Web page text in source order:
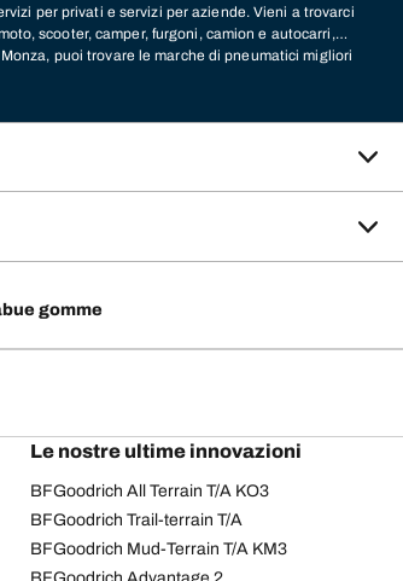
per privati e servizi per aziende. Vieni a trovarci
scooter, camper, furgoni, camion e autocarri,
puoi trovare le marche di pneumatici migliori
,Laufenn,Fulda,Sava,Continental,Barum,Yokohama,
auto e pneumatici. Prenota un
gomme
Le nostre ultime innovazioni
BFGoodrich All Terrain T/A KO3
BFGoodrich Trail-terrain T/A
BFGoodrich Mud-Terrain T/A KM3